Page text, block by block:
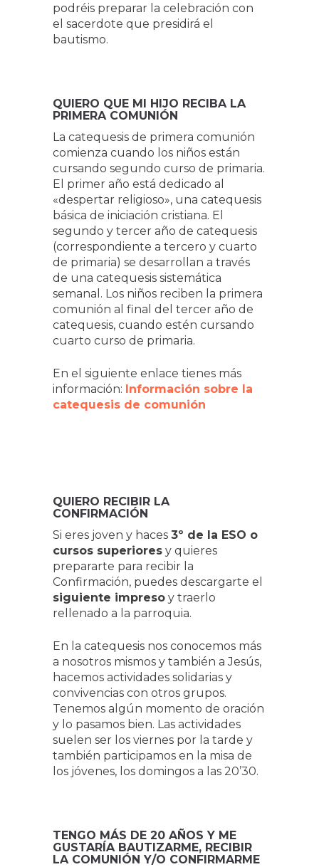
podréis preparar la celebración con
el sacerdote que presidirá el
bautismo.
QUIERO QUE MI HIJO RECIBA LA
PRIMERA COMUNIÓN
La catequesis de primera comunión
comienza cuando los niños están
cursando segundo curso de primaria.
El primer año está dedicado al
«despertar religioso», una catequesis
básica de iniciación cristiana. El
segundo y tercer año de catequesis
(correspondiente a tercero y cuarto
de primaria) se desarrollan a través
de una catequesis sistemática
semanal. Los niños reciben la primera
comunión al final del tercer año de
catequesis, cuando estén cursando
cuarto curso de primaria.
En el siguiente enlace tienes más
información: Información sobre la
catequesis de comunión
QUIERO RECIBIR LA
CONFIRMACIÓN
Si eres joven y haces 3º de la ESO o
cursos superiores y quieres
prepararte para recibir la
Confirmación, puedes descargarte el
siguiente impreso y traerlo
rellenado a la parroquia.
En la catequesis nos conocemos más
a nosotros mismos y también a Jesús,
hacemos actividades solidarias y
convivencias con otros grupos.
Tenemos algún momento de oración
y lo pasamos bien. Las actividades
suelen ser los viernes por la tarde y
también participamos en la misa de
los jóvenes, los domingos a las 20’30.
TENGO MÁS DE 20 AÑOS Y ME
GUSTARÍA BAUTIZARME, RECIBIR
LA COMUNIÓN Y/O CONFIRMARME